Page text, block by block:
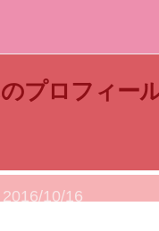
プロフィー
2016/10/16